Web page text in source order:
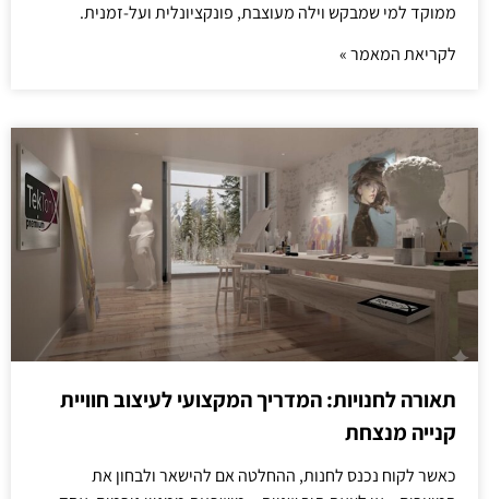
ממוקד למי שמבקש וילה מעוצבת, פונקציונלית ועל-זמנית.
לקריאת המאמר »
תאורה לחנויות: המדריך המקצועי לעיצוב חוויית
קנייה מנצחת
כאשר לקוח נכנס לחנות, ההחלטה אם להישאר ולבחון את